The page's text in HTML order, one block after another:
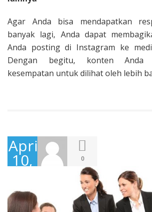
Agar Anda bisa mendapatkan
banyak lagi, Anda dapat
Anda posting di Instagram ke
Dengan begitu, konten Anda
kesempatan untuk dilihat oleh lebih
April
10, 0